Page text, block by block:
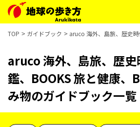
TOP ガイドブック aruco 海外、島旅、歴史
aruco 海外、島旅、歴
鑑、BOOKS 旅と健康、
み物のガイドブック一覧